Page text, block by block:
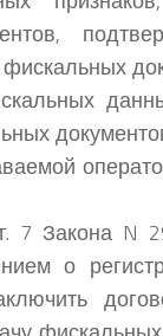
7 Закона N
о